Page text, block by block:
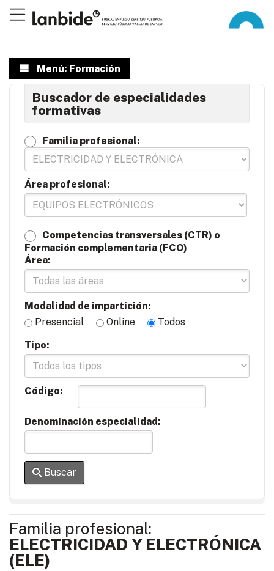
Menú: Formación
Buscador de especialidades
formativas
Familia profesional:
Área profesional:
Competencias transversales (CTR) o
Formación complementaria (FCO)
Área:
Modalidad de impartición:
Presencial
Online
Todos
Tipo:
Código:
Denominación especialidad:
Buscar
Familia profesional:
ELECTRICIDAD Y ELECTRÓNICA
(ELE)